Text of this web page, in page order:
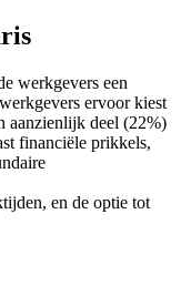
werkgevers een
ervoor kiest
aanzienlijk deel (22%)
financiële prikkels,
en de optie tot